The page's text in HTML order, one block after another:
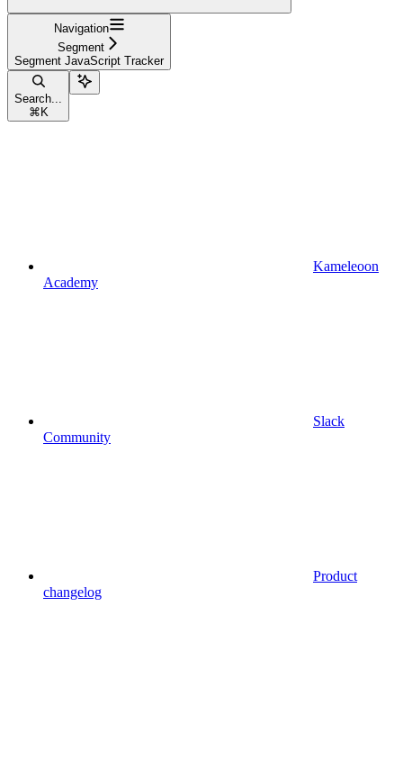
Navigation
Segment
Segment JavaScript Tracker
Search...
⌘ K
Kameleoon
Academy
Slack
Community
Product
changelog